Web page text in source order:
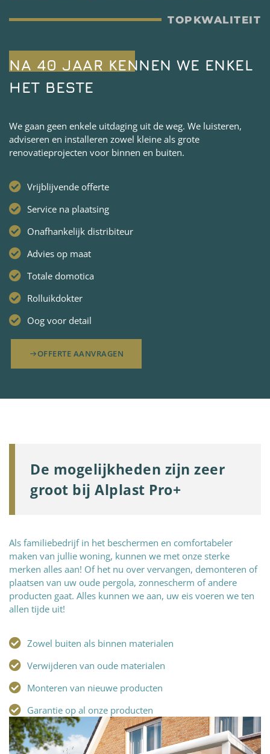
TOPKWALITEIT
NA 40 JAAR KENNEN WE ENKEL
HET BESTE
We gaan geen enkele uitdaging uit de weg. We luisteren,
adviseren en installeren zowel kleine als grote
renovatieprojecten voor binnen en buiten.
Vrijblijvende offerte
Service na plaatsing
Onafhankelijk distribiteur
Advies op maat
Totale domotica
Rolluikdokter
Oog voor detail
OFFERTE AANVRAGEN
De mogelijkheden zijn zeer
groot bij Alplast Pro+
Als familiebedrijf in het beschermen en comfortabeler
maken van jullie woning, kunnen we met onze sterke
merken alles aan! Of het nu over vervangen, demonteren of
plaatsen van uw oude pergola, zonnescherm of andere
producten gaat. Alles kunnen we aan, uw eis voeren we ten
allen tijde uit!
Zowel buiten als binnen materialen
Verwijderen van oude materialen
Monteren van nieuwe producten
Garantie op al onze producten